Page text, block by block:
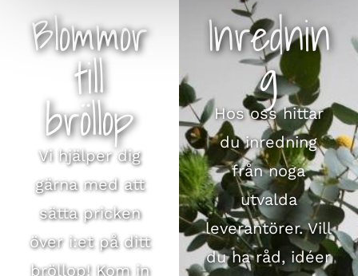
Blommor
till
bröllop
Vi hjälper dig
gärna med att
sätta pricken
över i:et på ditt
bröllop! Kom in
Inrednin
g
Hos oss hittar
du inredning
från noga
utvalda
leverantörer. Vill
du ha råd, idéer